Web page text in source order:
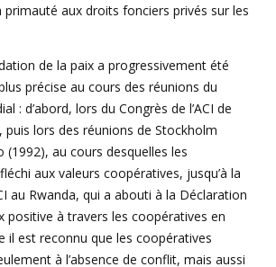
aux droits fonciers privés sur les
de la paix a progressivement été
précise au cours des réunions du
: d’abord, lors du Congrès de l’ACI de
puis lors des réunions de Stockholm
(1992), au cours desquelles les
aux valeurs coopératives, jusqu’à la
au Rwanda, qui a abouti à la Déclaration
positive à travers les coopératives en
il est reconnu que les coopératives
à l’absence de conflit, mais aussi